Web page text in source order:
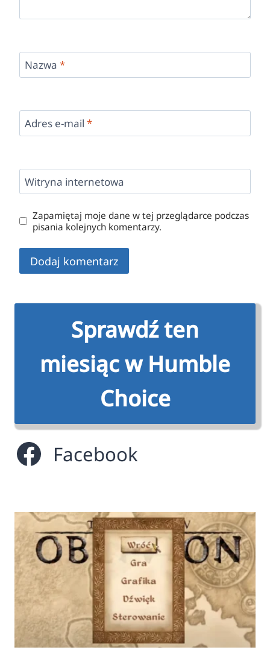
Nazwa *
Adres e-mail *
Witryna internetowa
Zapamiętaj moje dane w tej przeglądarce podczas
pisania kolejnych komentarzy.
Sprawdź ten
miesiąc w Humble
Choice
Facebook